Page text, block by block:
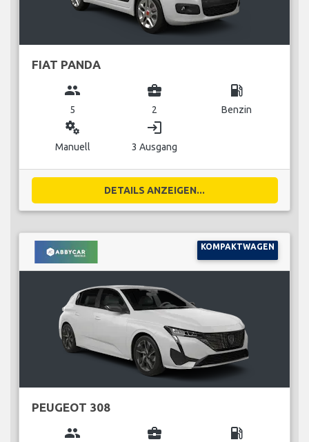
FIAT PANDA
group
5
business_center
2
local_gas_station
Benzin
miscellaneous_services
Manuell
login
3 Ausgang
DETAILS ANZEIGEN...
KOMPAKTWAGEN
PEUGEOT 308
group business_center local_gas_station